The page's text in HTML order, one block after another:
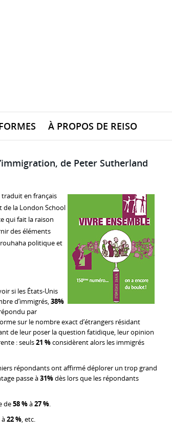
À PROPOS DE REISO
de Peter Sutherland
en français
de la London School
qui fait la raison
des éléments
politique et
si les États-Unis
d’immigrés,38%
par
sur le nombre exact d’étrangers résidant
de leur poser la question fatidique, leur opinion
: seuls21 %considèrent alors les immigrés
répondants ont affirmé déplorer un trop grand
passe à31%dès lors que les répondants
de58 %à27 %.
à22 %, etc.